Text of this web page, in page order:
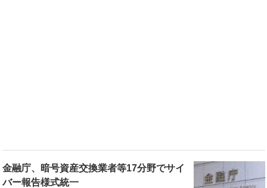
金融庁、暗号資産交換業者等17分野でサイ
バー報告様式統一